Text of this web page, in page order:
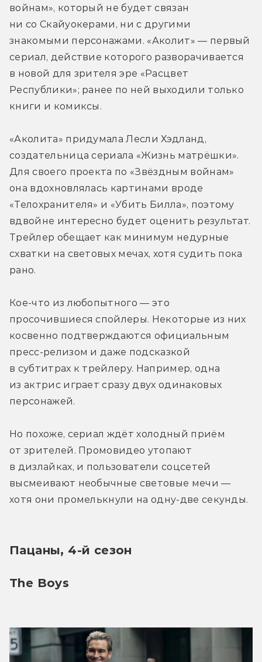
войнам», который не будет связан
ни со Скайуокерами, ни с другими
знакомыми персонажами. «Аколит» — первый
сериал, действие которого разворачивается
в новой для зрителя эре «Расцвет
Республики»; ранее по ней выходили только
книги и комиксы.
«Аколита» придумала Лесли Хэдланд,
создательница сериала «Жизнь матрёшки».
Для своего проекта по «Звёздным войнам»
она вдохновлялась картинами вроде
«Телохранителя» и «Убить Билла», поэтому
вдвойне интересно будет оценить результат.
Трейлер обещает как минимум недурные
схватки на световых мечах, хотя судить пока
рано.
Кое-что из любопытного — это
просочившиеся спойлеры. Некоторые из них
косвенно подтверждаются официальным
пресс-релизом и даже подсказкой
в субтитрах к трейлеру. Например, одна
из актрис играет сразу двух одинаковых
персонажей.
Но похоже, сериал ждёт холодный приём
от зрителей. Промовидео утопают
в дизлайках, и пользователи соцсетей
высмеивают необычные световые мечи —
хотя они промелькнули на одну-две секунды.
Пацаны, 4-й сезон
The Boys